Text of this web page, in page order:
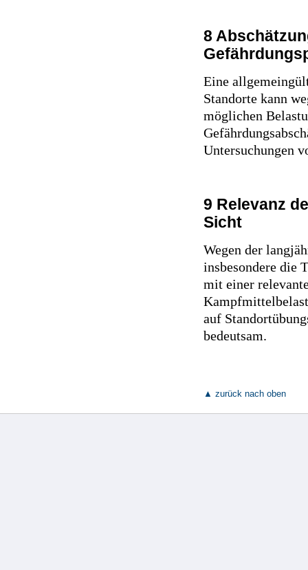
8
Eine
Standorte kann
möglichen
Untersuchungen
9 Relevanz
Sicht
Wegen der
insbesondere die
mit einer
auf
bedeutsam.
▲ zurück nach oben